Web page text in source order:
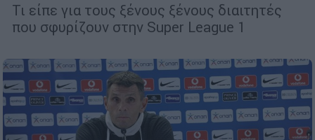
Τι είπε για τους ξένους ξένους διαιτητές
που σφυρίζουν στην Super League 1